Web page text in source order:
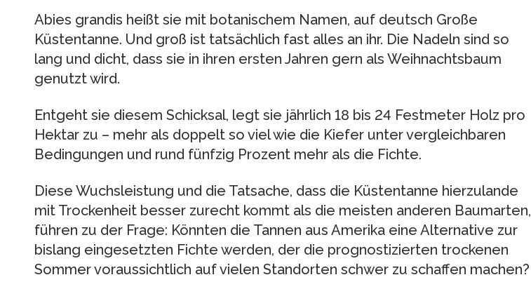
Abies grandis heißt sie mit botanischem Namen, auf deutsch Große
Küstentanne. Und groß ist tatsächlich fast alles an ihr. Die Nadeln sind so
lang und dicht, dass sie in ihren ersten Jahren gern als Weihnachtsbaum
genutzt wird.
Entgeht sie diesem Schicksal, legt sie jährlich 18 bis 24 Festmeter Holz pro
Hektar zu – mehr als doppelt so viel wie die Kiefer unter vergleichbaren
Bedingungen und rund fünfzig Prozent mehr als die Fichte.
Diese Wuchsleistung und die Tatsache, dass die Küstentanne hierzulande
mit Trockenheit besser zurecht kommt als die meisten anderen Baumarten,
führen zu der Frage: Könnten die Tannen aus Amerika eine Alternative zur
bislang eingesetzten Fichte werden, der die prognostizierten trockenen
Sommer voraussichtlich auf vielen Standorten schwer zu schaffen machen?